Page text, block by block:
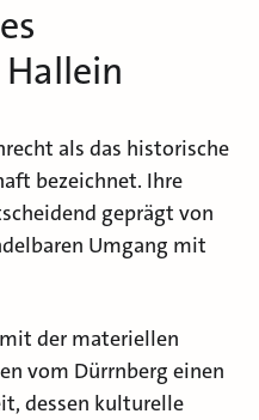
als das historische
bezeichnet. Ihre
geprägt von
Umgang mit
der materiellen
vom Dürrnberg einen
dessen kulturelle